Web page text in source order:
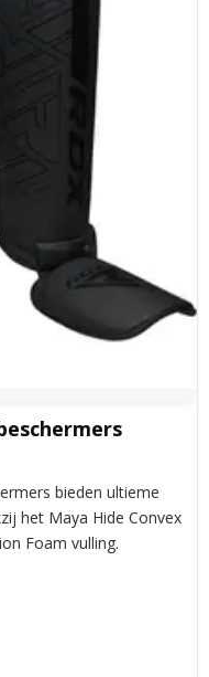
bieden ultieme
het Maya Hide Convex
Foam vulling.